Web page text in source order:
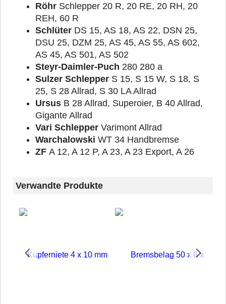
Röhr Schlepper 20 R, 20 RE, 20 RH, 20
REH, 60 R
Schlüter DS 15, AS 18, AS 22, DSN 25,
DSU 25, DZM 25, AS 45, AS 55, AS 602,
AS 45, AS 501, AS 502
Steyr-Daimler-Puch 280 280 a
Sulzer Schlepper S 15, S 15 W, S 18, S
25, S 28 Allrad, S 30 LA Allrad
Ursus B 28 Allrad, Superoier, B 40 Allrad,
Gigante Allrad
Vari Schlepper Varimont Allrad
Warchalowski WT 34 Handbremse
ZF A 12, A 12 P, A 23, A 23 Export, A 26
Verwandte Produkte